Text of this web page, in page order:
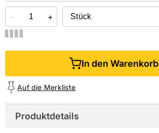
− +
In den Warenkorb
Auf die Merkliste
Produktdetails